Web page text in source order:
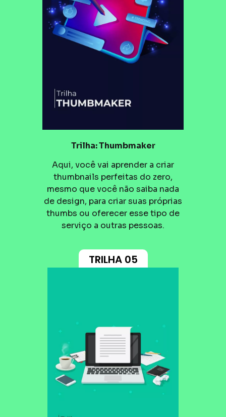
Trilha: Thumbmaker
Aqui, você vai aprender a criar
thumbnails perfeitas do zero,
mesmo que você não saiba nada
de design, para criar suas próprias
thumbs ou oferecer esse tipo de
serviço a outras pessoas.
TRILHA 05